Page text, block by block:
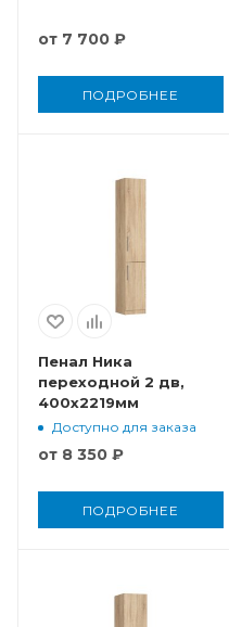
от 7 700 ₽
ПОДРОБНЕЕ
Пенал Ника
переходной 2 дв,
400x2219мм
Доступно для заказа
от 8 350 ₽
ПОДРОБНЕЕ